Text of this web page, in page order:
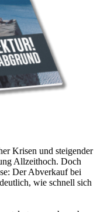
Krisen und steigender
Allzeithoch. Doch
Der Abverkauf bei
wie schnell sich